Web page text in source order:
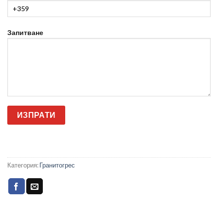
Запитване
Категория:Гранитогрес